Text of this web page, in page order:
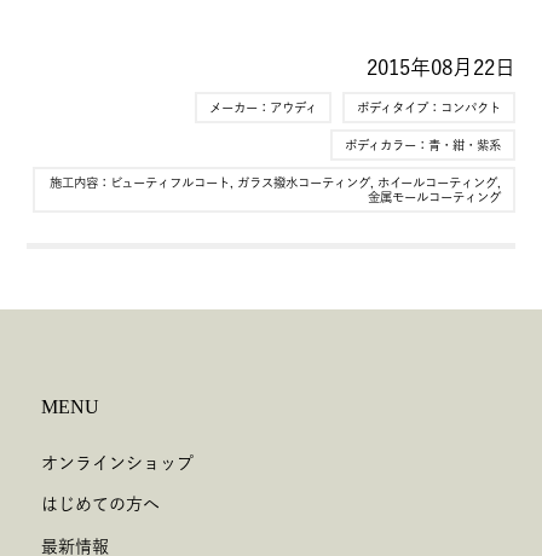
2015年08月22日
メーカー： アウディ ボディタイプ： コンパクト
ボディカラー： 青・紺・紫系
施工内容： ビューティフルコート ガラス撥水コーティング, ホイールコーティング,
金属モールコーティング
MENU
オンラインショップ
はじめての方へ
最新情報